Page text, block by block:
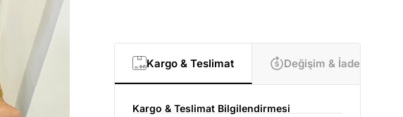
Kargo & Teslimat Değişim & İade
Kargo & Teslimat Bilgilendirmesi